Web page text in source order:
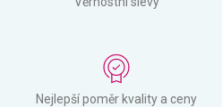
Nejlepší poměr kvality a ceny